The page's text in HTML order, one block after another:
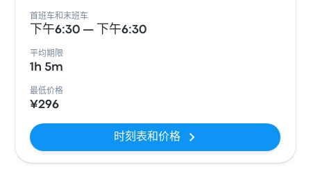
首班车和末班车
下午6:30 — 下午6:30
平均期限
1h 5m
最低价格
¥296
时刻表和价格